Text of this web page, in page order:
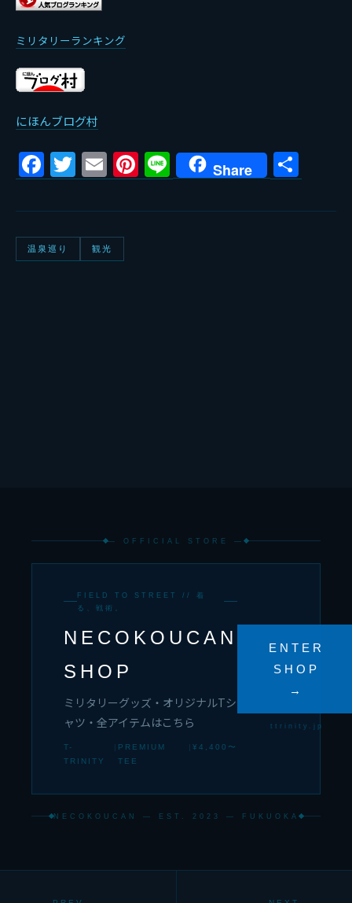
ミリタリーランキング
にほんブログ村
Facebook
Twitter
EmailPinterest
LineShare
有
温泉巡り 観光
— OFFICIAL STORE —
FIELD TO STREET // 着
る、戦術。
NECOKOUCAN
SHOP
ミリタリーグッズ・オリジナルTシ
ャツ・全アイテムはこちら
T-
TRINITY
| PREMIUM
TEE
| ¥4,400〜
ENTER
SHOP
→
ttrinity.jp
NECOKOUCAN — EST. 2023 — FUKUOKA